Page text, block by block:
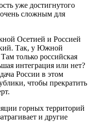
уже достигнутого
сложным для
Осетией и Россией
Так, у Южной
только российская
интеграция или нет?
России в этом
чтобы прекратить
горных территорий
и другие